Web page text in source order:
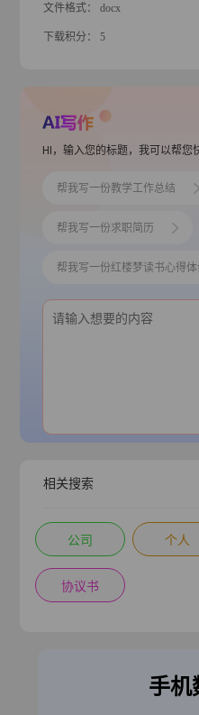
文件格式： docx
下载积分： 5
HI，输入您的标题，我可以帮您
帮我写一份教学工作总结
帮我写一份求职简历
帮我写一份红楼梦读书心得体
相关搜索
公司 个人
协议书
手机